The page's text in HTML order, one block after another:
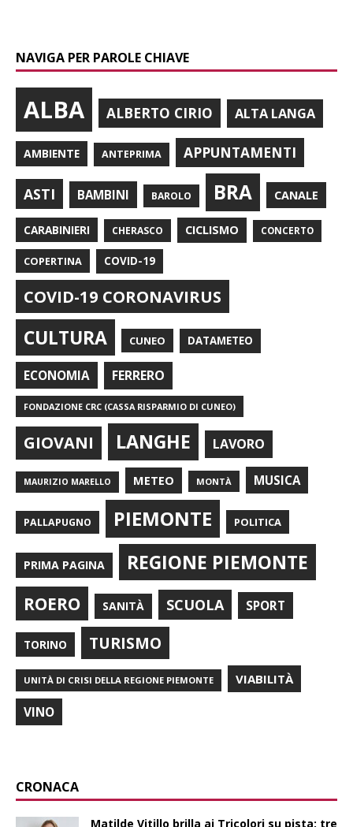
NAVIGA PER PAROLE CHIAVE
ALBA ALBERTO CIRIO ALTA LANGA
AMBIENTE ANTEPRIMA APPUNTAMENTI
ASTI BAMBINI BAROLO BRA CANALE
CARABINIERI CHERASCO CICLISMO CONCERTO
COPERTINA COVID-19
COVID-19 CORONAVIRUS
CULTURA CUNEO DATAMETEO
ECONOMIA FERRERO
FONDAZIONE CRC (CASSA RISPARMIO DI CUNEO)
GIOVANI LANGHE LAVORO
MAURIZIO MARELLO METEO MONTÀ MUSICA
PALLAPUGNO PIEMONTE POLITICA
PRIMA PAGINA REGIONE PIEMONTE
ROERO SANITÀ SCUOLA SPORT
TORINO TURISMO
UNITÀ DI CRISI DELLA REGIONE PIEMONTE VIABILITÀ
VINO
CRONACA
Matilde Vitillo brilla ai Tricolori su pista: tre